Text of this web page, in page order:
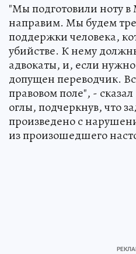
"Мы подготовили ноту
направим. Мы будем
поддержки человека,
убийстве. К нему
адвокаты, и, если
допущен переводчик.
правовом поле", -
оглы, подчеркнув, что
произведено с
из произошедшего